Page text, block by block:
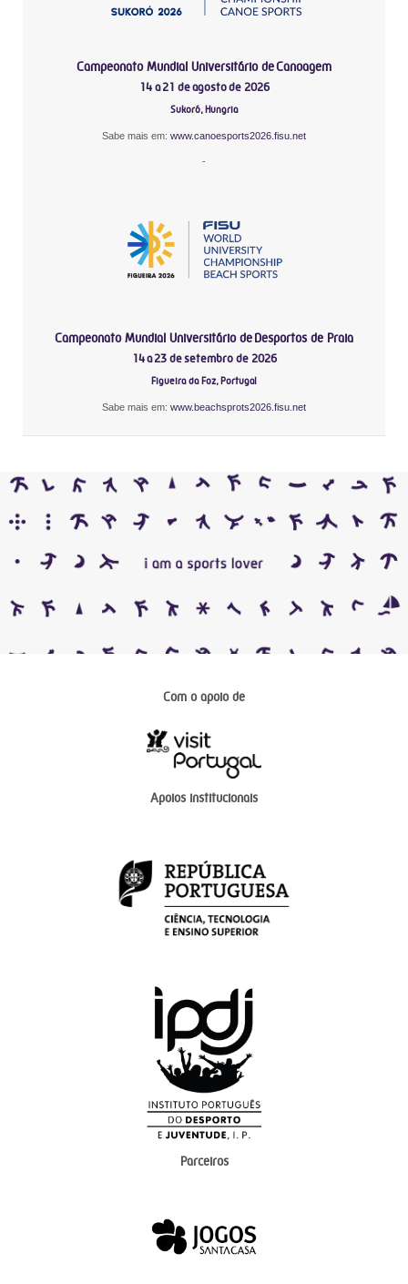
Campeonato Mundial Universitário de Canoagem
14 a 21 de agosto de 2026
Sukoró, Hungria
Sabe mais em: www.canoesports2026.fisu.net
-
Campeonato Mundial Universitário de Desportos de Praia
14 a 23 de setembro de 2026
Figueira da Foz, Portugal
Sabe mais em: www.beachsprots2026.fisu.net
Com o apoio de
Apoios institucionais
Parceiros